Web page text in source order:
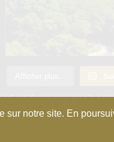
notre site. En
est dangeureux pour la